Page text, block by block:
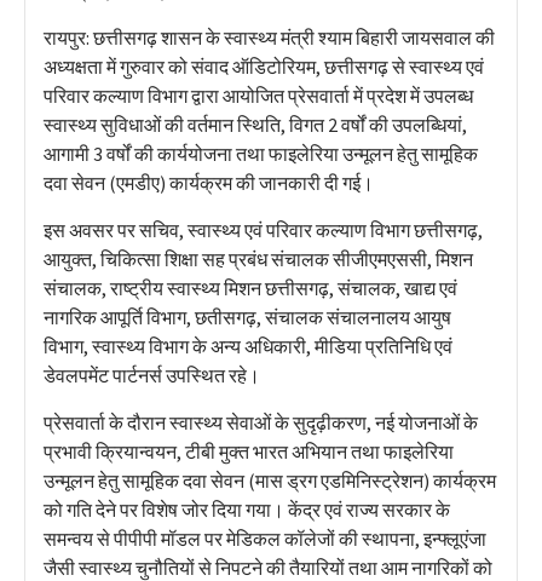
रायपुर: छत्तीसगढ़ शासन के स्वास्थ्य मंत्री श्याम बिहारी जायसवाल की
अध्यक्षता में गुरुवार को संवाद ऑडिटोरियम, छत्तीसगढ़ से स्वास्थ्य एवं
परिवार कल्याण विभाग द्वारा आयोजित प्रेसवार्ता में प्रदेश में उपलब्ध
स्वास्थ्य सुविधाओं की वर्तमान स्थिति, विगत 2 वर्षों की उपलब्धियां,
आगामी 3 वर्षों की कार्ययोजना तथा फाइलेरिया उन्मूलन हेतु सामूहिक
दवा सेवन (एमडीए) कार्यक्रम की जानकारी दी गई।
इस अवसर पर सचिव, स्वास्थ्य एवं परिवार कल्याण विभाग छत्तीसगढ़,
आयुक्त, चिकित्सा शिक्षा सह प्रबंध संचालक सीजीएमएससी, मिशन
संचालक, राष्ट्रीय स्वास्थ्य मिशन छत्तीसगढ़, संचालक, खाद्य एवं
नागरिक आपूर्ति विभाग, छतीसगढ़, संचालक संचालनालय आयुष
विभाग, स्वास्थ्य विभाग के अन्य अधिकारी, मीडिया प्रतिनिधि एवं
डेवलपमेंट पार्टनर्स उपस्थित रहे।
प्रेसवार्ता के दौरान स्वास्थ्य सेवाओं के सुदृढ़ीकरण, नई योजनाओं के
प्रभावी क्रियान्वयन, टीबी मुक्त भारत अभियान तथा फाइलेरिया
उन्मूलन हेतु सामूहिक दवा सेवन (मास ड्रग एडमिनिस्ट्रेशन) कार्यक्रम
को गति देने पर विशेष जोर दिया गया। केंद्र एवं राज्य सरकार के
समन्वय से पीपीपी मॉडल पर मेडिकल कॉलेजों की स्थापना, इन्फ्लूएंजा
जैसी स्वास्थ्य चुनौतियों से निपटने की तैयारियों तथा आम नागरिकों को